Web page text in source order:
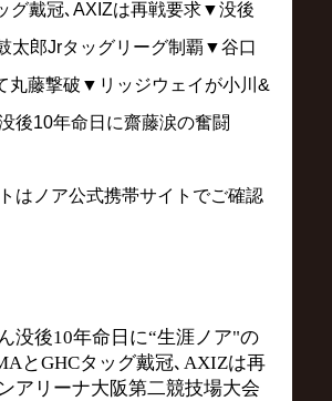
グ戴冠､AXIZは再戦要求▼没後
太郎Jrタッグリーグ制覇▼谷口
丸藤撃破▼リッジウェイが小川&
後10年命日に齋藤涙の奮闘
はノア公式携帯サイトでご確認
没後10年命日に“生涯ノア"の
とGHCタッグ戴冠､AXIZは再
アリーナ大阪第二競技場大会